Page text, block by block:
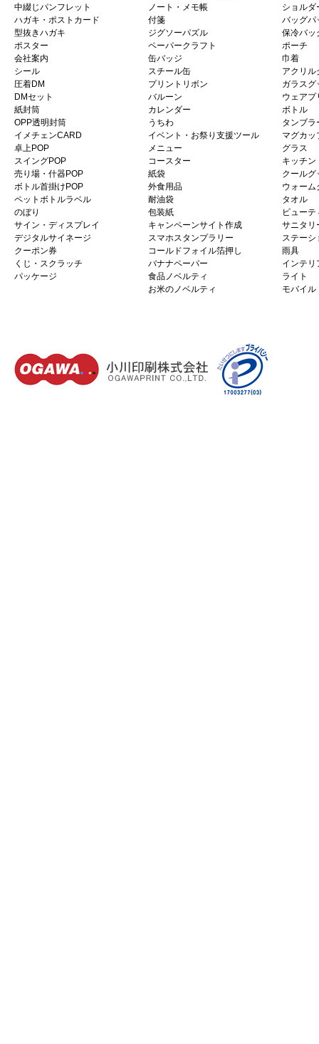
中綴じパンフレット
ハガキ・ポストカード
型抜きハガキ
ポスター
会社案内
シール
圧着DM
DMセット
紙封筒
OPP透明封筒
イメチェンCARD
卓上POP
スイングPOP
売り場・什器POP
ボトル首掛けPOP
ペットボトルラベル
のぼり
サイン・ディスプレイ
デジタルサイネージ
クーポン券
くじ・スクラッチ
パッケージ
ノート・メモ帳
付箋
ジグソーパズル
ペーパークラフト
缶バッジ
スチール缶
プリントリボン
バルーン
カレンダー
うちわ
イベント・お祭り支援ツール
メニュー
コースター
紙袋
外食用品
耐油袋
包装紙
キャンペーンサイト作成
スマホスタンプラリー
コールドフォイル箔押し
バナナペーパー
食品ノベルティ
お米のノベルティ
ショルダ
バッグパ
保冷バッ
ポーチ
巾着
アクリル
ガラスグ
ウェアプ
ボトル
タンブラ
マグカッ
グラス
キッチン
クールグ
ウォーム
タオル
ビューテ
サニタリ
ステーシ
雨具
インテリ
ライト
モバイル